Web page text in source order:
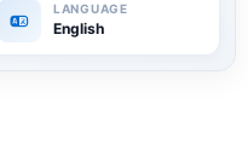
English